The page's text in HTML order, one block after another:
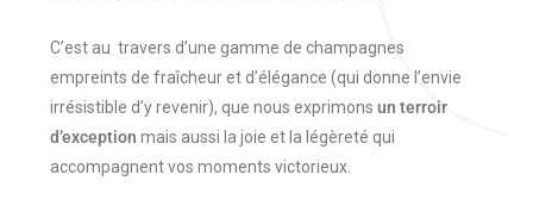
C’est au travers d’une gamme de champagnes
empreints de fraîcheur et d’élégance (qui donne l’envie
irrésistible d’y revenir), que nous exprimonsun terroir
d’exception mais aussi la joie et la légèreté qui
accompagnent vos moments victorieux.